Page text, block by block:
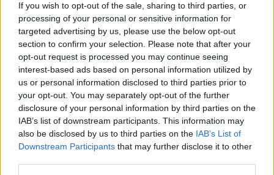
If you wish to opt-out of the sale, sharing to third parties, or
processing of your personal or sensitive information for
targeted advertising by us, please use the below opt-out
section to confirm your selection. Please note that after your
opt-out request is processed you may continue seeing
interest-based ads based on personal information utilized by
us or personal information disclosed to third parties prior to
your opt-out. You may separately opt-out of the further
disclosure of your personal information by third parties on the
IAB’s list of downstream participants. This information may
also be disclosed by us to third parties on the IAB’s List of
Downstream Participants that may further disclose it to other
delle condizioni, sulla valorizzazione degli immobili
e sul rispetto per chi affitta e per chi abita. In un
contesto dove l’offerta spesso si muove tra
informalità e improvvisazione, questa startup porta
ordine, metodo e un servizio professionale.
È un modellosostenibileanche dal punto di vista
sociale: aiuta i proprietari a ottenere reddito in
modo sicuro, e offre agli affittuari uno standard